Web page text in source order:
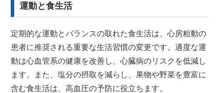
運動と食生活
定期的な運動とバランスの取れた食生活は、心房粗動の
患者に推奨される重要な生活習慣の変更です。適度な運
動は心血管系の健康を改善し、心臓病のリスクを低減し
ます。また、塩分の摂取を減らし、果物や野菜を豊富に
含む食生活は、高血圧の予防に役立ちます。